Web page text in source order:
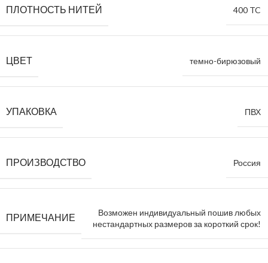
ПЛОТНОСТЬ НИТЕЙ 400 TC
ЦВЕТ темно-бирюзовый
УПАКОВКА ПВХ
ПРОИЗВОДСТВО Россия
ПРИМЕЧАНИЕ
Возможен индивидуальный пошив любых
нестандартных размеров за короткий срок!